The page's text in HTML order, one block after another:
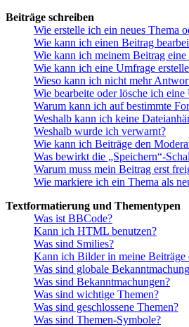
Beiträge schreiben
Wie erstelle ich ein neues Thema
Wie kann ich einen Beitrag
Wie kann ich meinem Beitrag
Wie kann ich eine Umfrage
Wieso kann ich nicht mehr
Wie bearbeite oder lösche ich eine
Warum kann ich auf bestimmte
Weshalb kann ich keine
Weshalb wurde ich verwarnt?
Wie kann ich Beiträge den
Was bewirkt die „Speichern“-
Warum muss mein Beitrag erst
Wie markiere ich ein Thema als
Textformatierung und Thementypen
Was ist BBCode?
Kann ich HTML benutzen?
Was sind Smilies?
Kann ich Bilder in meine Beiträge
Was sind globale
Was sind Bekanntmachungen?
Was sind wichtige Themen?
Was sind geschlossene Themen?
Was sind Themen-Symbole?